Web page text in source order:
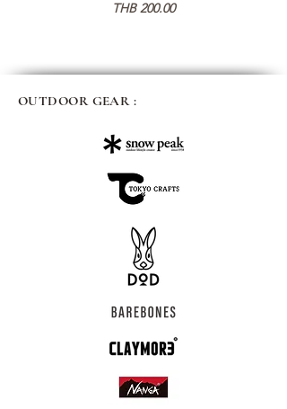
Price
THB 200.00
OUTDOOR GEAR :